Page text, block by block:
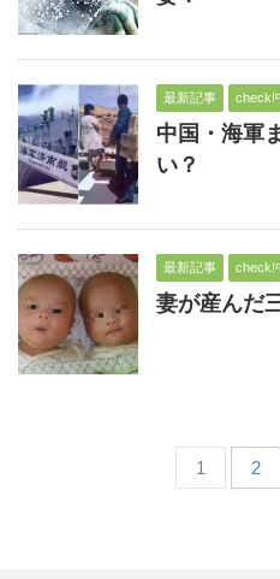
最新記事 check!
中国・海軍
い？
最新記事 check!
妻が産んだ
1 2